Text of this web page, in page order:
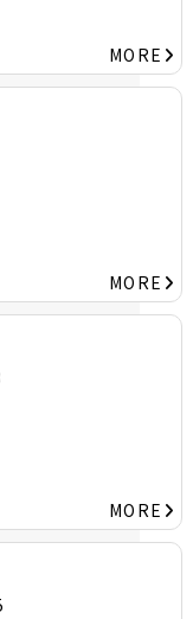
MORE
MORE
MORE